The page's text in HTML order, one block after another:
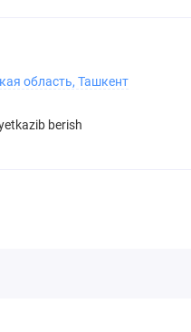
область, Ташкент
berish